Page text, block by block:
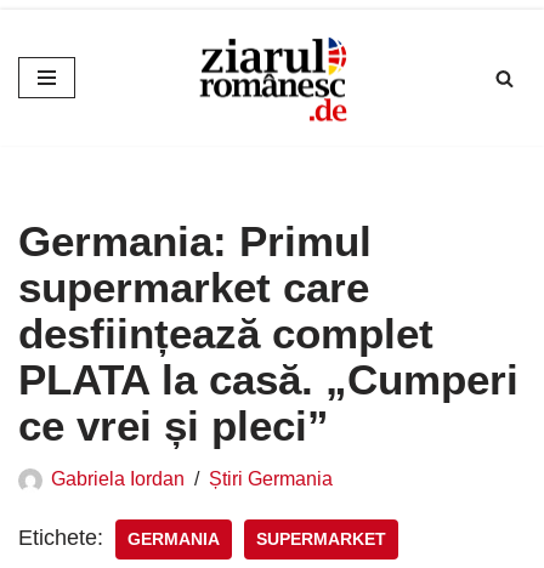
Sari
la
Germania: Primul
supermarket care
desființează complet
PLATA la casă. „Cumperi
ce vrei și pleci”
Gabriela Iordan Știri Germania
Etichete: GERMANIA SUPERMARKET